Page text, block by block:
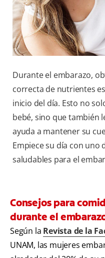
Durante el embarazo,
correcta de nutrientes
inicio del día. Esto no
bebé, sino que también
ayuda a mantener su
Empiece su día con uno
saludables para el
Consejos para
durante el
Según la Revista de la
UNAM, las mujeres